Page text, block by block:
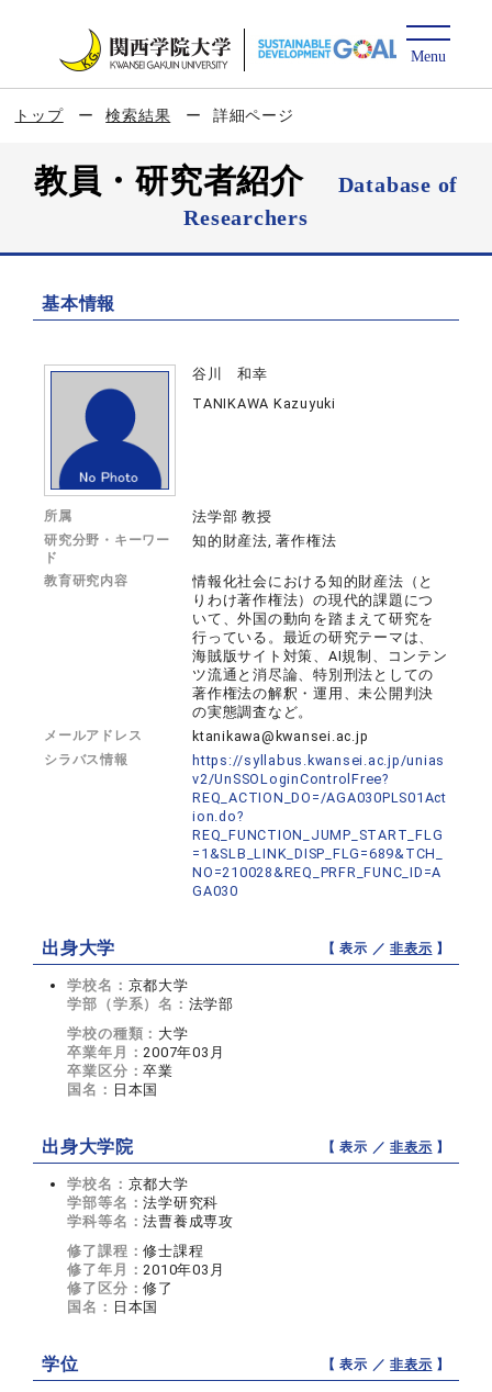
トップ 検索結果 詳細ページ
教員・研究者紹介
Database of
Researchers
基本情報
谷川 和幸
TANIKAWA Kazuyuki
所属 法学部 教授
研究分野・キーワー
ド
知的財産法, 著作権法
教育研究内容
情報化社会における知的財産法（と
りわけ著作権法）の現代的課題につ
いて、外国の動向を踏まえて研究を
行っている。最近の研究テーマは、
海賊版サイト対策、AI規制、コンテン
ツ流通と消尽論、特別刑法としての
著作権法の解釈・運用、未公開判決
の実態調査など。
メールアドレス ktanikawa@kwansei.ac.jp
シラバス情報
https://syllabus.kwansei.ac.jp/unias
v2/UnSSOLoginControlFree?
REQ_ACTION_DO=/AGA030PLS01Act
ion.do?
REQ_FUNCTION_JUMP_START_FLG
=1&SLB_LINK_DISP_FLG=689&TCH_
NO=210028&REQ_PRFR_FUNC_ID=A
GA030
出身大学 【 表示 ／非表示 】
学校名： 京都大学
学部（学系）名： 法学部
学校の種類： 大学
卒業年月：2007年03月
卒業区分：卒業
国名： 日本国
出身大学院 【 表示 ／非表示 】
学校名： 京都大学
学部等名：法学研究科
学科等名：法曹養成専攻
修了課程：修士課程
修了年月：2010年03月
修了区分：修了
国名： 日本国
学位 【 表示 ／非表示 】